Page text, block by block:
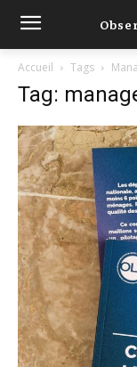
Accueil Tags
Tag: